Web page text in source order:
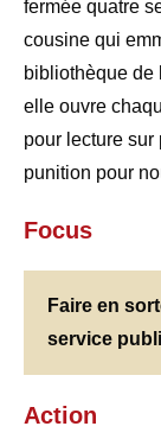
fermée quatre
cousine qui
bibliothèque de
elle ouvre
pour lecture sur
punition pour
Focus
Faire en
service
Action